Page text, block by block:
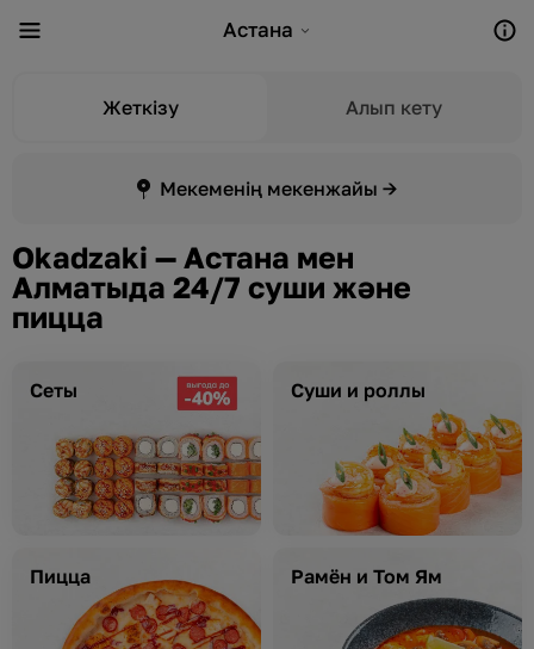
Астана
Жеткізу Алып кету
Мекеменің мекенжайы →
Okadzaki — Астана мен
Алматыда 24/7 суши және
пицца
Сеты Суши и роллы
Пицца Рамён и Том Ям